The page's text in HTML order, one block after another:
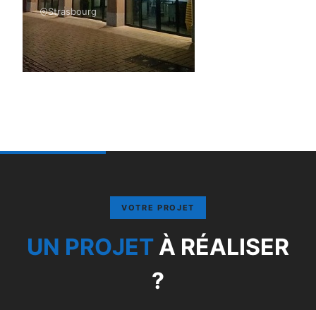
Strasbourg
VOTRE PROJET
UN PROJET À RÉALISER
?